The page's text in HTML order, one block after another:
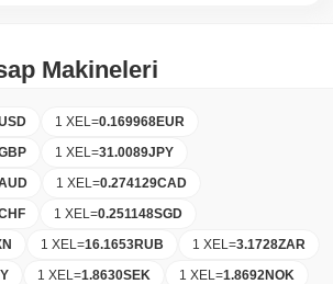
Makineleri
1 XEL =0.169968EUR
1 XEL =31.0089JPY
1 XEL =0.274129CAD
1 XEL =0.251148SGD
1 XEL =16.1653RUB 1 XEL =3.1728ZAR
1 XEL =1.8630SEK 1 XEL =1.8692NOK